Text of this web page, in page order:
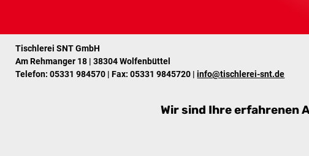
Tischlerei SNT GmbH
Am Rehmanger 18 | 38304 Wolfenbüttel
Telefon:05331 984570 | Fax: 05331 9845720 |info@tischlerei-snt.de
Wir sind Ihre erfahrenen